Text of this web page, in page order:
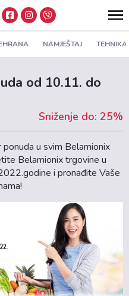
NAMJEŠTAJ TEHNIKA
od 10.11. do
Sniženje do: 25%
u svim Belamionix
Belamionix trgovine u
i pronađite Vaše